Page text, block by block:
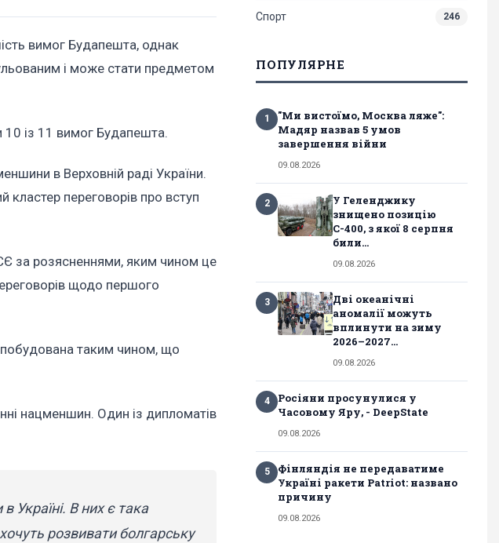
вимог Будапешта, однак
і може стати предметом
10 із 11 вимог Будапешта.
в Верховній раді України.
переговорів про вступ
за розясненнями, яким чином це
щодо першого
побудована таким чином, що
нацменшин. Один із дипломатів
Україні. В них є така
розвивати болгарську
Спорт 246
ПОПУЛЯРНЕ
1
"Ми вистоїмо, Москва ляже":
Мадяр назвав 5 умов
завершення війни
09.08.2026
2
У Геленджику
знищено позицію
С-400, з якої 8 серпня
били...
09.08.2026
3
Дві океанічні
аномалії можуть
вплинути на зиму
2026–2027...
09.08.2026
4
Росіяни просунулися у
Часовому Яру, - DeepState
09.08.2026
5
Фінляндія не передаватиме
Україні ракети Patriot: названо
причину
09.08.2026